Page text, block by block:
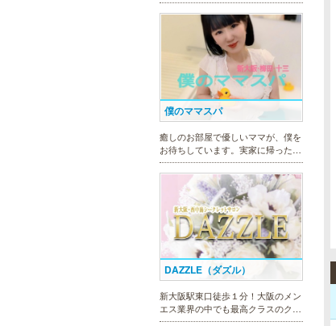
癒しのお部屋で優しいママが、僕を
お待ちしています。実家に帰ったよ
うにくつろいで、暖かな母の愛に包
まれて下さい。心身ともの安らぎと
最高の癒しが貴方を待っています。
DAZZLE（ダズル）
新大阪駅東口徒歩１分！大阪のメン
エス業界の中でも最高クラスのクオ
リティ!!厳選に厳選を重ねたセラピ
ストが何度も何度もトレーニングを
受け実現しました。日々の疲れを解
きほぐす極上のお時間をご堪能くだ
さい。
当たりSPA 日本橋店